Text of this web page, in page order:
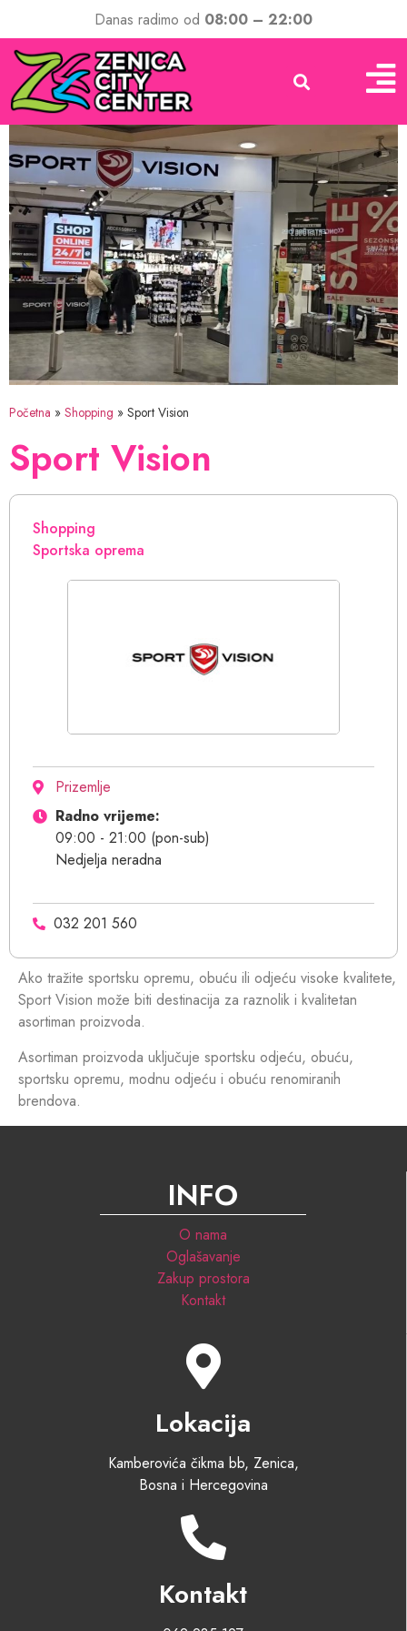
Danas radimo od 08:00 – 22:00
Početna » Shopping » Sport Vision
Sport Vision
Shopping
Sportska oprema
Prizemlje
Radno vrijeme:
09:00 - 21:00 (pon-sub)
Nedjelja neradna
032 201 560
Ako tražite sportsku opremu, obuću ili odjeću visoke kvalitete,
Sport Vision može biti destinacija za raznolik i kvalitetan
asortiman proizvoda.
Asortiman proizvoda uključuje sportsku odjeću, obuću,
sportsku opremu, modnu odjeću i obuću renomiranih
brendova.
INFO
O nama
Oglašavanje
Zakup prostora
Kontakt
Lokacija
Kamberovića čikma bb, Zenica,
Bosna i Hercegovina
Kontakt